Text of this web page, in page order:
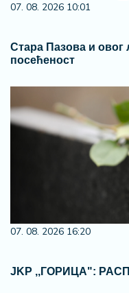
07. 08. 2026 10:01
Стара Пазова и овог
посећеност
07. 08. 2026 16:20
ЈKP ,,ГОРИЦА":